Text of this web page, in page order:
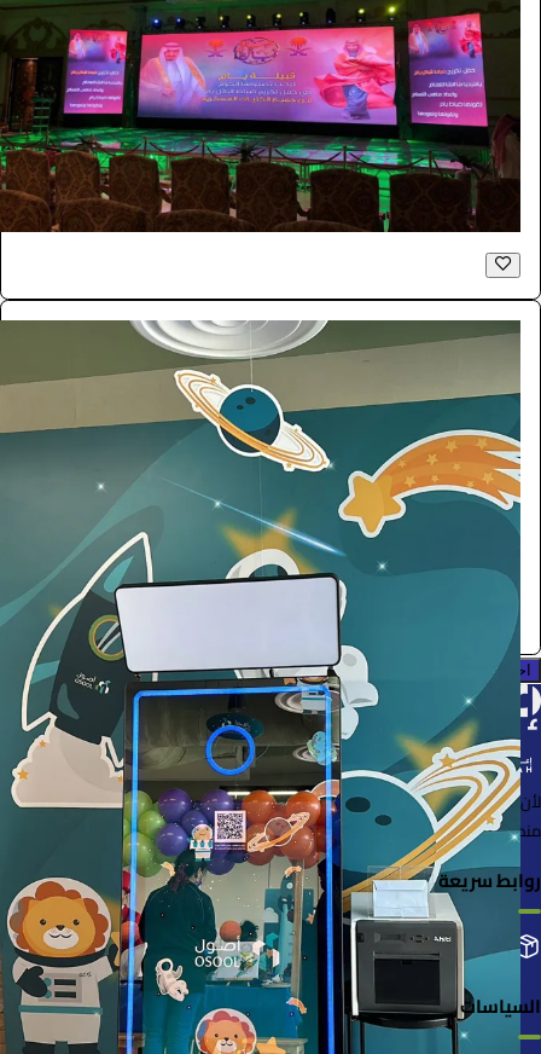
الفعاليات والحفلات
181.5
/ اليوم
الرياض
بازنت لتنظيم المعارض
الفعاليات والحفلات
4290
/ اليوم
الرياض
احجز الآن
لأن الأشياء خُلقت لتُستخدم
منصة لإعارة واستعارة المنتجات بسهولة وأمان
روابط سريعة
التصنيفات إضافة منتجك طلباتي
السياسات